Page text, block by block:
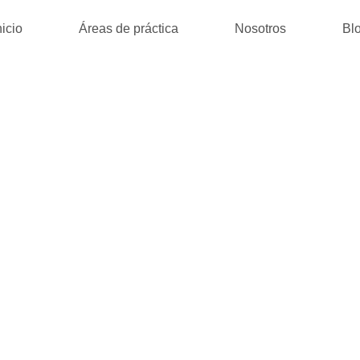
Áreas de práctica Nosotros